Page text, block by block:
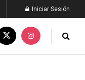
Iniciar Sesión